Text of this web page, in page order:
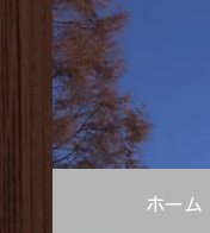
ホーム